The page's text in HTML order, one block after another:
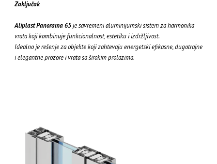
Zaključak
Aliplast Panorama 65je savremeni aluminijumski sistem za harmonika
vrata koji kombinuje funkcionalnost, estetiku i izdržljivost.
Idealno je rešenje za objekte koji zahtevaju energetski efikasne, dugotrajne
i elegantne prozore i vrata sa širokim prolazima.